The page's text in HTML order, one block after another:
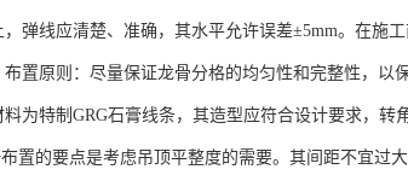
弹线应清楚、准确，其水平允许误差±5mm。在施
置原则：尽量保证龙骨分格的均匀性和完整性，
为特制GRG石膏线条，其造型应符合设计要求，转
的要点是考虑吊顶平整度的需要。其间距不宜过